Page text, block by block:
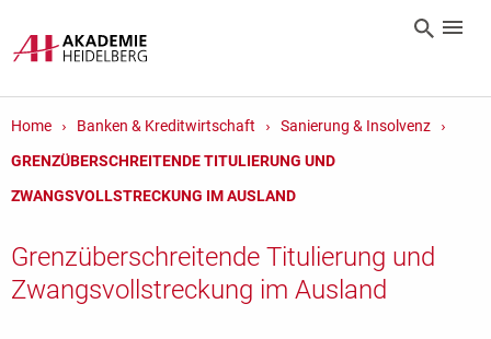
Home Banken & Kreditwirtschaft
Sanierung & Insolvenz
GRENZÜBERSCHREITENDE TITULIERUNG UND
ZWANGSVOLLSTRECKUNG IM AUSLAND
Grenzüberschreitende Titulierung und
Zwangsvollstreckung im Ausland